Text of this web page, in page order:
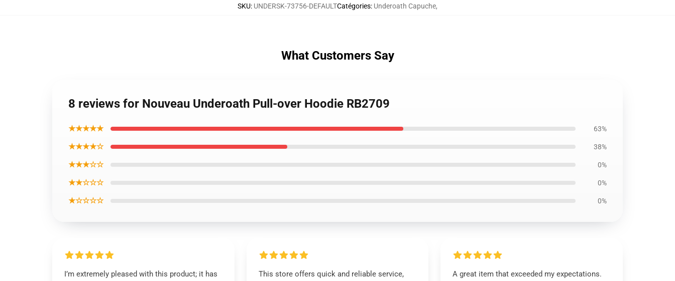
SKU: UNDERSK-73756-DEFAULTCatégories: Underoath Capuche,
What Customers Say
8 reviews for Nouveau Underoath Pull-over Hoodie RB2709
★★★★★ 63%
★★★★☆ 38%
★★★☆☆ 0%
★★☆☆☆ 0%
★☆☆☆☆ 0%
I’m extremely pleased with this product; it has
This store offers quick and reliable service,
A great item that exceeded my expectations.